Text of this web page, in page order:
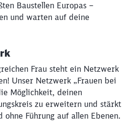
Baustellen Europas –
und warten auf deine
Frau steht ein Netzwerk
Unser Netzwerk „Frauen bei
Möglichkeit, deinen
zu erweitern und stärkt
ohne Führung auf allen Ebenen.